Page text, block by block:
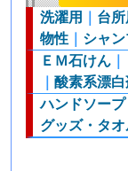
洗濯用 台所
物性
シャ
ＥＭ石けん
｜酸素系漂白
ハンドソープ
グッズ・タ